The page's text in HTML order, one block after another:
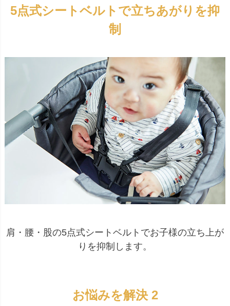
5点式シートベルトで立ちあがりを抑
制
肩・腰・股の5点式シートベルトでお子様の立ち上が
りを抑制します。
お悩みを解決 2